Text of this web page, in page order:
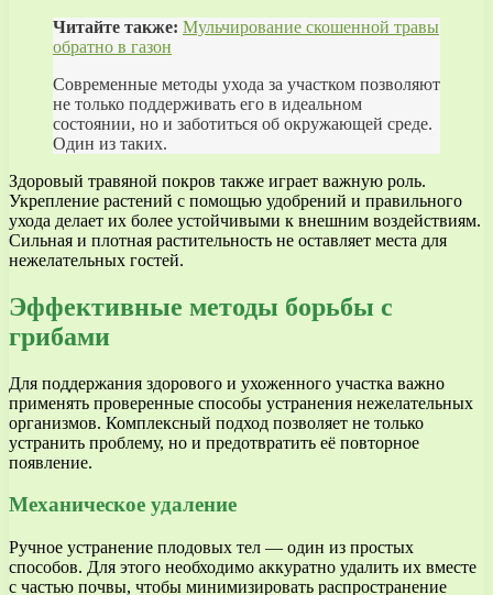
Читайте также: Мульчирование скошенной травы
обратно в газон
Современные методы ухода за участком позволяют
не только поддерживать его в идеальном
состоянии, но и заботиться об окружающей среде.
Один из таких.
Здоровый травяной покров также играет важную роль.
Укрепление растений с помощью удобрений и правильного
ухода делает их более устойчивыми к внешним воздействиям.
Сильная и плотная растительность не оставляет места для
нежелательных гостей.
Эффективные методы борьбы с
грибами
Для поддержания здорового и ухоженного участка важно
применять проверенные способы устранения нежелательных
организмов. Комплексный подход позволяет не только
устранить проблему, но и предотвратить её повторное
появление.
Механическое удаление
Ручное устранение плодовых тел — один из простых
способов. Для этого необходимо аккуратно удалить их вместе
с частью почвы, чтобы минимизировать распространение